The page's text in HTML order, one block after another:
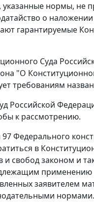
нормы, не
о
гарантируемые
Суда
"О
требованиям
Российской
к рассмотрению.
97Федерального
в
и свобод законом и
применению в
заявителем
нормами.